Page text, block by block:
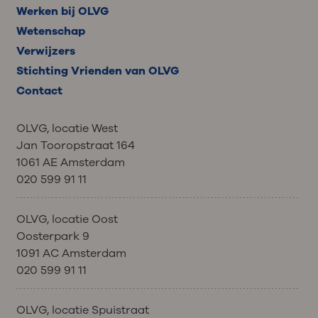
Werken bij OLVG
Wetenschap
Verwijzers
Stichting Vrienden van OLVG
Contact
OLVG, locatie West
Jan Tooropstraat 164
1061 AE Amsterdam
020 599 91 11
OLVG, locatie Oost
Oosterpark 9
1091 AC Amsterdam
020 599 91 11
OLVG, locatie Spuistraat